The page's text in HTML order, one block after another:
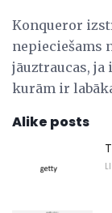
Konqueror
nepieciešams
jāuztraucas,
kurām ir
Alike posts